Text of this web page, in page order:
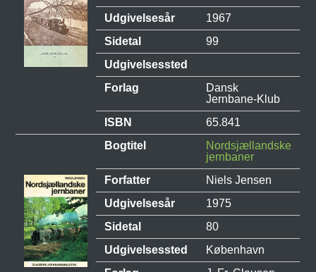
Udgivelsesår
1967
Sidetal
99
Udgivelsessted
Forlag
Dansk
Jernbane-Klub
ISBN
65.841
Bogtitel
Nordsjællandske
jernbaner
Forfatter
Niels Jensen
Udgivelsesår
1975
Sidetal
80
Udgivelsessted
København